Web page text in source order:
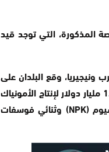
المذكورة، التي توجد قيد
ونيجيريا، وقع البلدان على
اتفاقية لتطوير منصة للمواد الكيميائية الأساسية في نيجيريا بميزانية تقدر بـ 1.3 مليار دولار لإنتاج الأمونياك
والحامض الفوسفوري، وحامض الكبريت وأسمدة النيتروجين-الفوسفور-البوتاسيوم (NPK) وثنائي فوسفات